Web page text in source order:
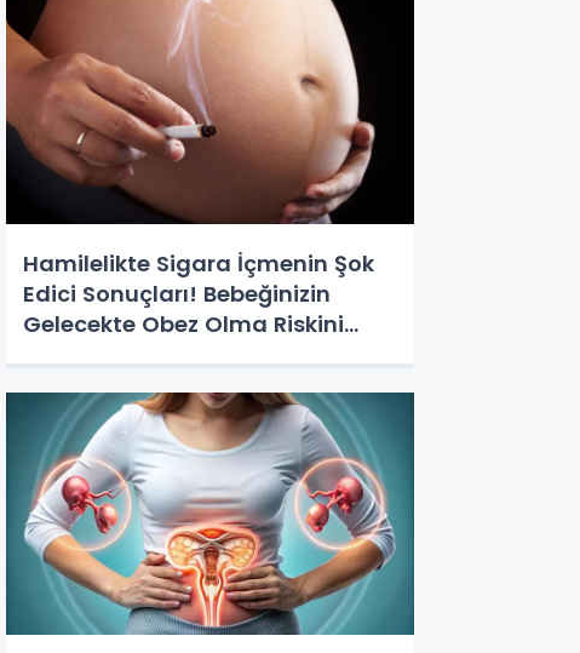
Hamilelikte Sigara İçmenin Şok
Edici Sonuçları! Bebeğinizin
Gelecekte Obez Olma Riskini